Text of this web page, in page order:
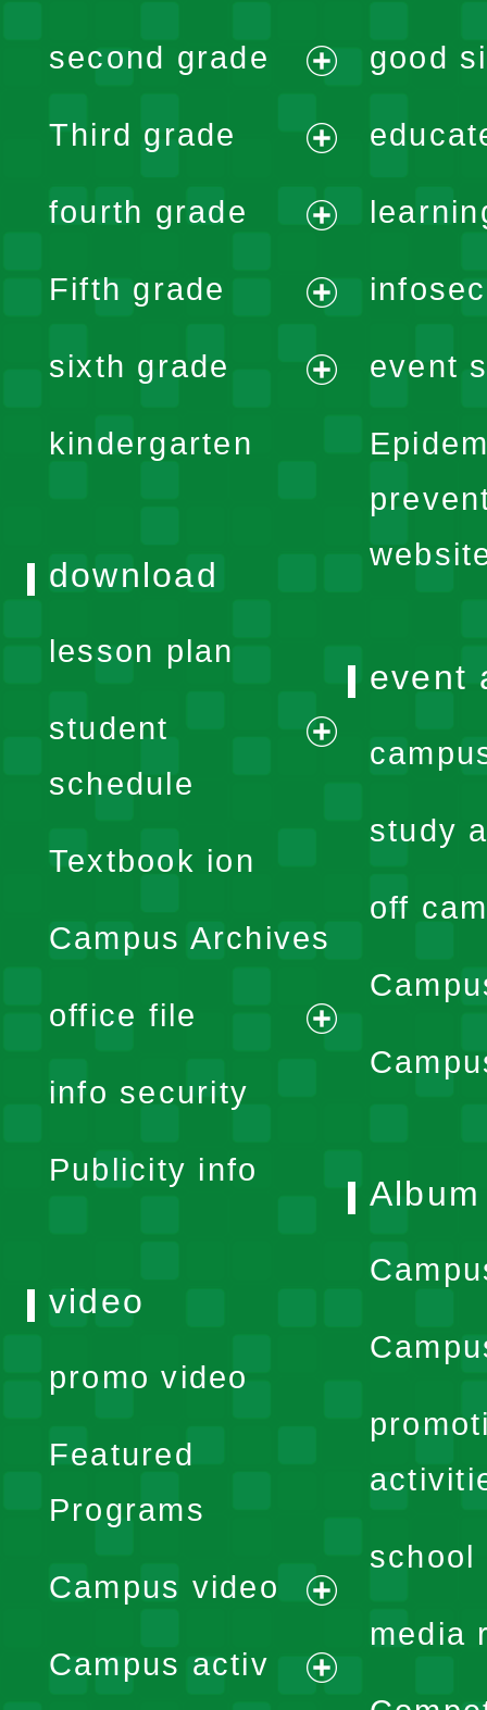
menu
second grade
menu
Third grade
menu
fourth grade
menu
Fifth grade
menu
sixth grade
kindergarten
good
event
download
lesson plan
student
schedule
expand
menu
Textbook ion
Campus Archives
office file
expand
info security
Publicity info
event
study
off
Album
school
media
video
promo video
Featured
Programs
Campus video
expand
menu
Campus activ